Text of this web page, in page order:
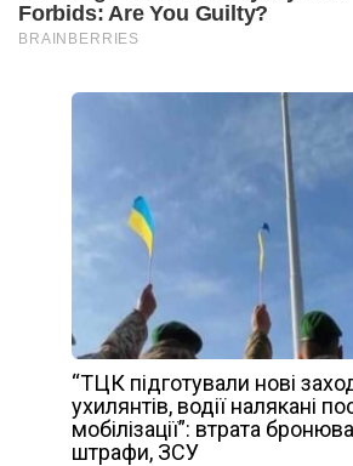
“ТЦК підготували нові
ухилянтів, водії налякані
мобілізації”: втрата
штрафи, ЗСУ